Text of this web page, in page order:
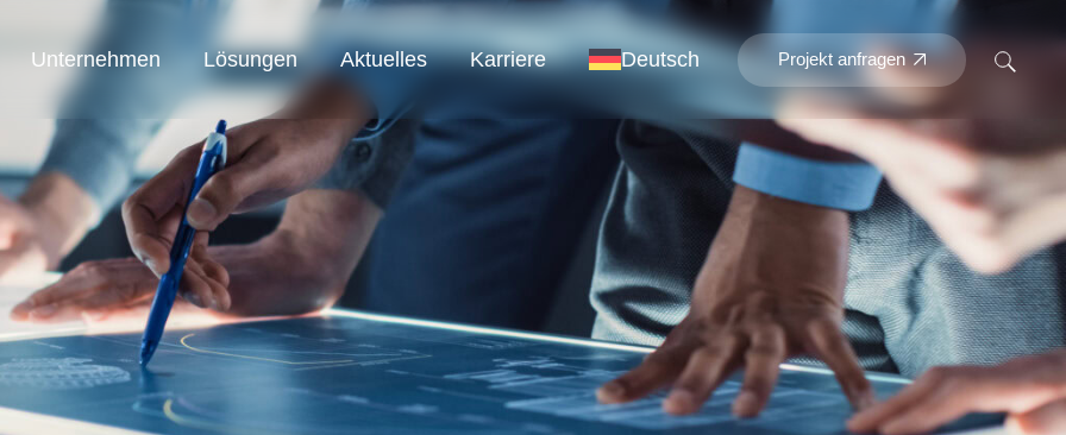
Unternehmen
SAB Austria
SAB Automation
SAB Smart Solution
Lösungen Aktuelles Karriere Deutsch Projekt anfragen